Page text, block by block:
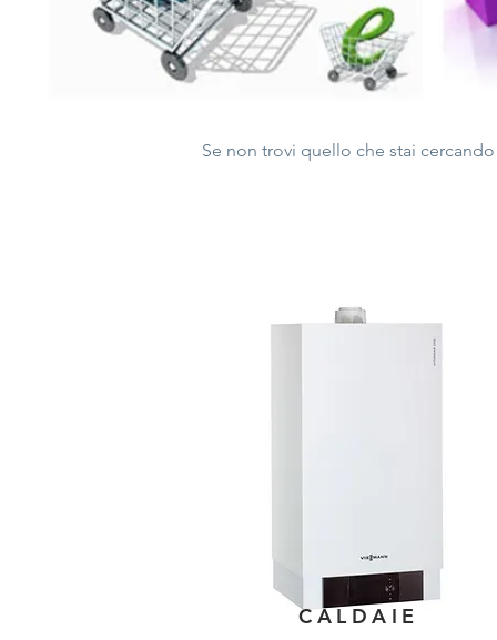
Se non trovi quello che stai
CALDAIE